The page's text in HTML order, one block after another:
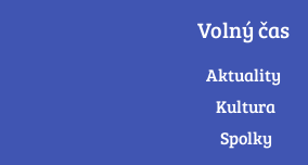
Volný čas
Aktuality
Kultura
Spolky